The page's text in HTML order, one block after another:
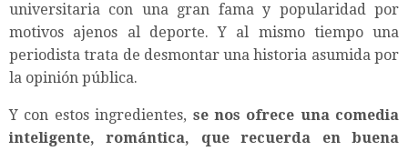
universitaria con una gran fama y popularidad por
motivos ajenos al deporte. Y al mismo tiempo una
periodista trata de desmontar una historia asumida por
la opinión pública.
Y con estos ingredientes, se nos ofrece una comedia
inteligente, romántica, que recuerda en buena